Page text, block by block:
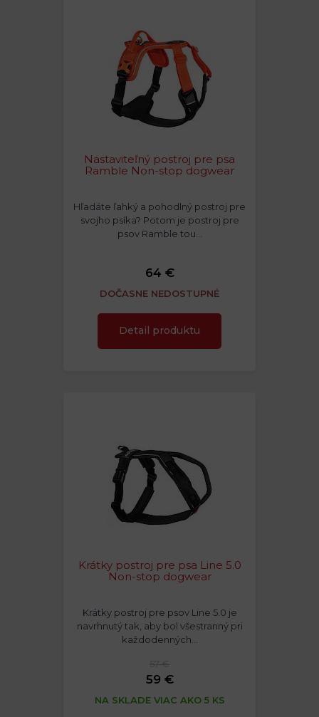
Nastaviteľný postroj pre psa
Ramble Non-stop dogwear
Hľadáte ľahký a pohodlný postroj pre
svojho psíka? Potom je postroj pre
psov Ramble tou…
64 €
DOČASNE NEDOSTUPNÉ
Detail produktu
Krátky postroj pre psa Line 5.0
Non-stop dogwear
Krátky postroj pre psov Line 5.0 je
navrhnutý tak, aby bol všestranný pri
každodenných…
59 €
NA SKLADE VIAC AKO 5 KS